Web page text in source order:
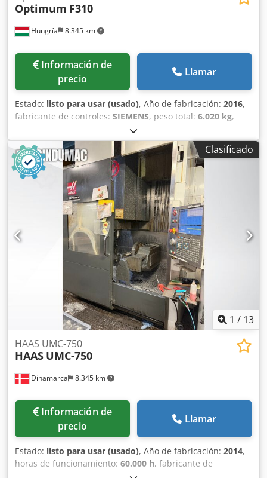
Hungría 8.345 km
Optimum F310
Información de
precio
Llamar
Estado: listo para usar (usado), Año de fabricación: 2016,
fabricante de controles: SIEMENS, peso total: 6.020 kg,
velocidad del cabezal (máx.):10.000 rpm
motor del husillo:13.000 W, número de ejes:3, Este centro
de mecanizado vertical Optimum F310 de 3 ejes se fabricó
en 2016. Cuenta con una velocidad máxima del husillo de
10 000 rpm y una potencia del motor del husillo de 13 kW.
La máquina está equipada con un cabezal divisor
controlado por CNC con dos ejes rotativos, que nunca se
ha utilizado. Si busca capacidades de mecanizado de alta
calidad, considere la máquina Optimum F310 que tenemos
a la venta. Póngase en contacto con nosotros para obtener
más detalles. • Carga total conectada: 25 kW • Alimentación
eléctrica: 400 V / 50 Hz • Estado del husillo: Reparado;
cubierta no reinstalada • Estado de la máquina: Con
corriente Equipamiento adicional Dedpfezl Edvsx Apijck •
Cabezal divisor controlado por CNC (mesa giratoria) con 2
ejes giratorios; sin usar
Clasificado
1 / 13
Dinamarca 8.345 km
HAAS UMC-750
HAAS UMC-750
Información de
precio
Llamar
Estado: listo para usar (usado), Año de fabricación: 2014,
horas de funcionamiento: 60.000 h, fabricante de